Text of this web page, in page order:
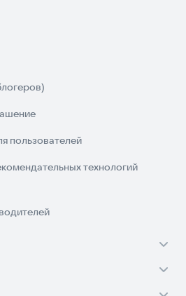
пользователей
технологий